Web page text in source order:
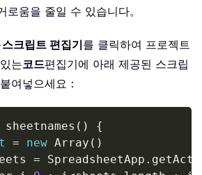
로움을 줄일 수 있습니다。
스크립트 편집기를 클릭하여 프로젝트
는코드편집기에 아래 제공된 스크립
여넣으세요：
sheetnames ( )
{
= new Array ( )
= SpreadsheetApp .